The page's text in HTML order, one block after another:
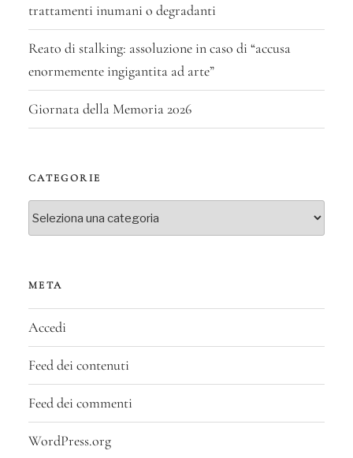
trattamenti inumani o degradanti
Reato di stalking: assoluzione in caso di “accusa
enormemente ingigantita ad arte”
Giornata della Memoria 2026
CATEGORIE
Categorie
META
Accedi
Feed dei contenuti
Feed dei commenti
WordPress.org